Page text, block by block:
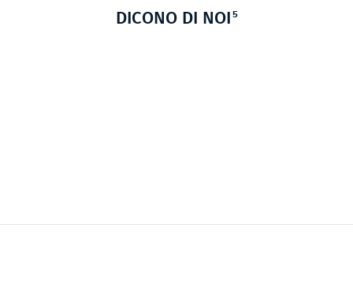
DICONO DI NOI 5